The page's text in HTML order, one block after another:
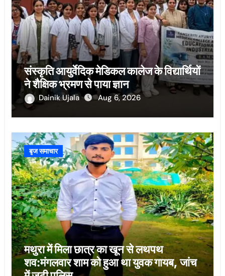
संस्कृति आयुर्वेदिक मेडिकल कालेज के विद्यार्थियों
ने शैक्षिक भ्रमण से पाया ज्ञान
Dainik Ujala Aug 6, 2026
बृज समाचार
मथुरा में मिला छात्र का खून से लथपथ
शव:मंगलवार शाम को हुआ था युवक गायब, जांच